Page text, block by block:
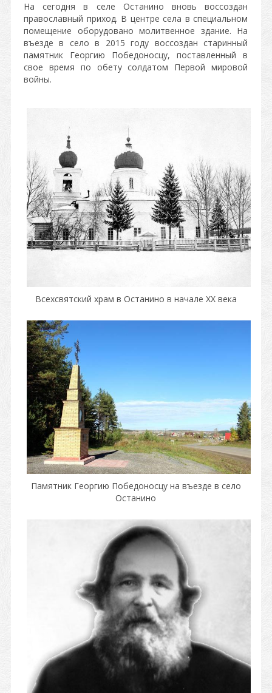
На сегодня в селе Останино вновь воссоздан
православный приход. В центре села в специальном
помещение оборудовано молитвенное здание. На
въезде в село в 2015 году воссоздан старинный
памятник Георгию Победоносцу, поставленный в
свое время по обету солдатом Первой мировой
войны.
Всехсвятский храм в Останино в начале XX века
Памятник Георгию Победоносцу на въезде в село
Останино